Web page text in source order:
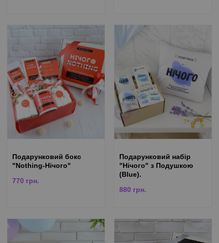
Подарунковий бокс
"Nothing-Нічого"
770 грн.
Подарунковий набір
"Нічого" з Подушкою
(Blue).
880 грн.